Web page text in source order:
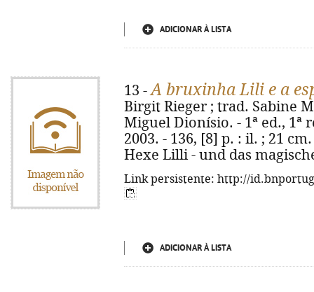
ADICIONAR À LISTA
13 -A bruxinha Lili e a
Birgit Rieger ; trad. Sabine
Miguel Dionísio. - 1ª ed., 1ª
2003. - 136, [8] p. : il. ; 21
Hexe Lilli - und das
Link persistente: http://
ADICIONAR À LISTA